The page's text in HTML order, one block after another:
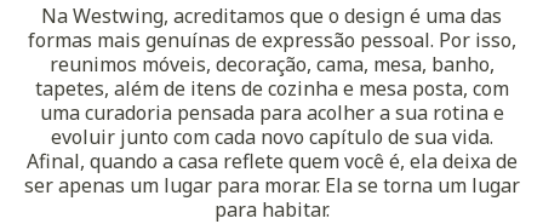
Na Westwing, acreditamos que o design é uma das
formas mais genuínas de expressão pessoal. Por isso,
reunimos móveis, decoração, cama, mesa, banho,
tapetes, além de itens de cozinha e mesa posta, com
uma curadoria pensada para acolher a sua rotina e
evoluir junto com cada novo capítulo de sua vida.
Afinal, quando a casa reflete quem você é, ela deixa de
ser apenas um lugar para morar. Ela se torna um lugar
para habitar.